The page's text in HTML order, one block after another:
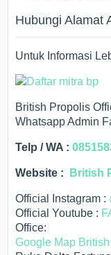
Hubungi Alamat
Untuk Informasi
British Propolis
Whatsapp Admin
Telp / WA :
Website : British
Official Instagram :
Official Youtube :
Office:
Google Map